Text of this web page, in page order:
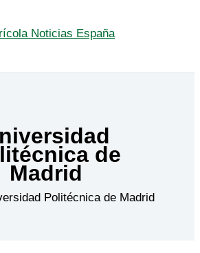
de
Madrid
Politécnica de Madrid